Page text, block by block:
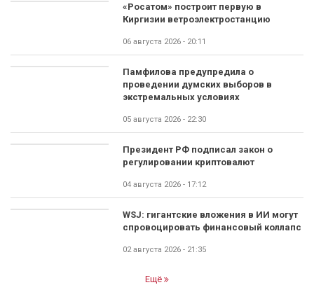
«Росатом» построит первую в
Киргизии ветроэлектростанцию
06 августа 2026 - 20:11
Памфилова предупредила о
проведении думских выборов в
экстремальных условиях
05 августа 2026 - 22:30
Президент РФ подписал закон о
регулировании криптовалют
04 августа 2026 - 17:12
WSJ: гигантские вложения в ИИ могут
спровоцировать финансовый коллапс
02 августа 2026 - 21:35
Ещё